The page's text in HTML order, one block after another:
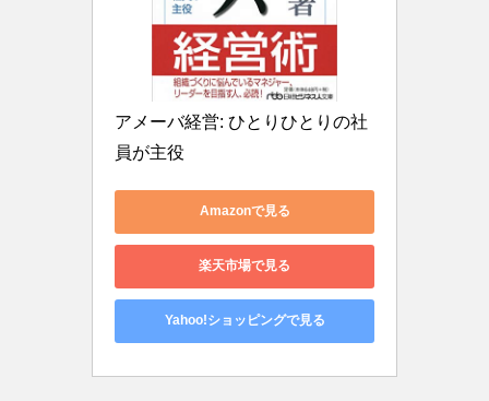
アメーバ経営: ひとりひとりの社
員が主役
Amazonで見る
楽天市場で見る
Yahoo!ショッピングで見る